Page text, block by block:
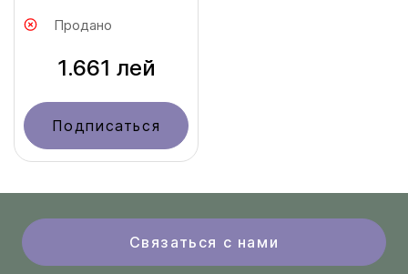
Продано
1.661 лей
Подписаться
Связаться с нами